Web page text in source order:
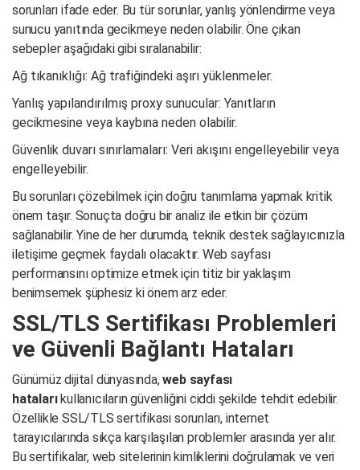
sorunları ifade eder. Bu tür sorunlar, yanlış yönlendirme veya
sunucu yanıtında gecikmeye neden olabilir. Öne çıkan
sebepler aşağıdaki gibi sıralanabilir:
Ağ tıkanıklığı: Ağ trafiğindeki aşırı yüklenmeler.
Yanlış yapılandırılmış proxy sunucular: Yanıtların
gecikmesine veya kaybına neden olabilir.
Güvenlik duvarı sınırlamaları: Veri akışını engelleyebilir veya
engelleyebilir.
Bu sorunları çözebilmek için doğru tanımlama yapmak kritik
önem taşır. Sonuçta doğru bir analiz ile etkin bir çözüm
sağlanabilir. Yine de her durumda, teknik destek sağlayıcınızla
iletişime geçmek faydalı olacaktır. Web sayfası
performansını optimize etmek için titiz bir yaklaşım
benimsemek şüphesiz ki önem arz eder.
SSL/TLS Sertifikası Problemleri
ve Güvenli Bağlantı Hataları
Günümüz dijital dünyasında,web sayfası
hatalarıkullanıcıların güvenliğini ciddi şekilde tehdit edebilir.
Özellikle SSL/TLS sertifikası sorunları, internet
tarayıcılarında sıkça karşılaşılan problemler arasında yer alır.
Bu sertifikalar, web sitelerinin kimliklerini doğrulamak ve veri